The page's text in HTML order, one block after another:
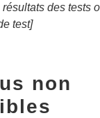
des tests
test]
non